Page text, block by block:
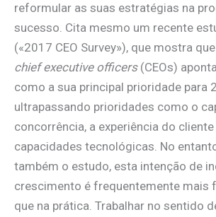
reformular as suas estratégias na
sucesso. Cita mesmo um recente
(«2017 CEO Survey»), que mostra
chief executive officers(CEOs)
como a sua principal prioridade para
ultrapassando prioridades como o
concorrência, a experiência do cliente
capacidades tecnológicas. No
também o estudo, esta intenção de
crescimento é frequentemente mais
que na prática. Trabalhar no sentido